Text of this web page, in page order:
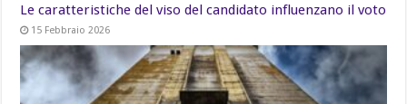
Le caratteristiche del viso del candidato influenzano il voto
15 Febbraio 2026